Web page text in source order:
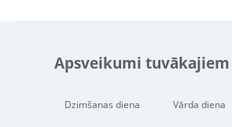
Apsveikumi
Dzimšanas diena Vārda diena